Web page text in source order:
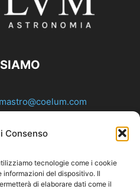
Consenso
tecnologie come i cookie
informazioni del dispositivo. Il
di elaborare dati come il